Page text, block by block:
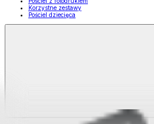
Korzystne zestawy
Pościel dziecięca